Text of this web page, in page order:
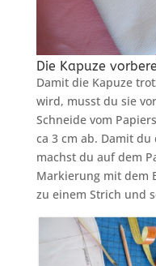
Die Kapuze
Damit die Kapuze
wird, musst du sie
Schneide vom
ca 3 cm ab. Damit
machst du auf dem
Markierung mit dem
zu einem Strich und